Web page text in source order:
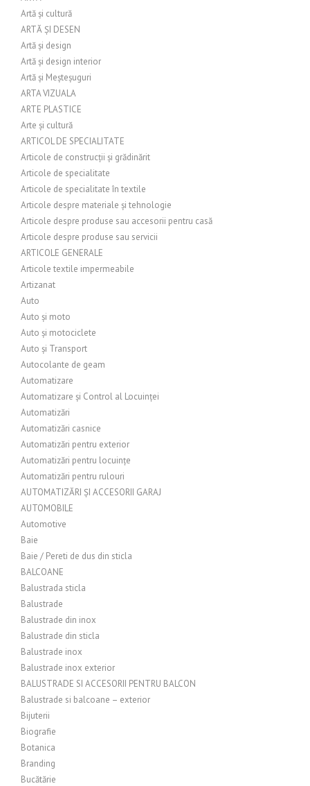
Artă și cultură
ARTĂ ȘI DESEN
Artă și design
Artă și design interior
Artă și Meșteșuguri
ARTA VIZUALA
ARTE PLASTICE
Arte și cultură
ARTICOL DE SPECIALITATE
Articole de construcții și grădinărit
Articole de specialitate
Articole de specialitate în textile
Articole despre materiale și tehnologie
Articole despre produse sau accesorii pentru casă
Articole despre produse sau servicii
ARTICOLE GENERALE
Articole textile impermeabile
Artizanat
Auto
Auto și moto
Auto și motociclete
Auto și Transport
Autocolante de geam
Automatizare
Automatizare și Control al Locuinței
Automatizări
Automatizări casnice
Automatizări pentru exterior
Automatizări pentru locuințe
Automatizări pentru rulouri
AUTOMATIZĂRI ȘI ACCESORII GARAJ
AUTOMOBILE
Automotive
Baie
Baie / Pereti de dus din sticla
BALCOANE
Balustrada sticla
Balustrade
Balustrade din inox
Balustrade din sticla
Balustrade inox
Balustrade inox exterior
BALUSTRADE SI ACCESORII PENTRU BALCON
Balustrade si balcoane – exterior
Bijuterii
Biografie
Botanica
Branding
Bucătărie